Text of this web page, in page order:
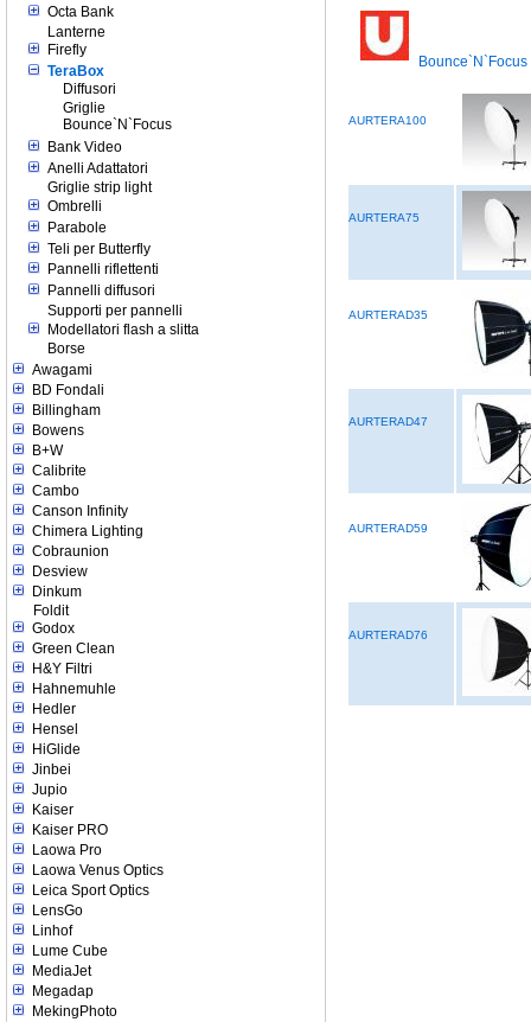
Octa Bank
Lanterne
Firefly
TeraBox
Diffusori
Griglie
Bounce`N`Focus
Bank Video
Anelli Adattatori
Griglie strip light
Ombrelli
Parabole
Teli per Butterfly
Pannelli riflettenti
Pannelli diffusori
Supporti per pannelli
Modellatori flash a slitta
Borse
Awagami
BD Fondali
Billingham
Bowens
B+W
Calibrite
Cambo
Canson Infinity
Chimera Lighting
Cobraunion
Desview
Dinkum
Foldit
Godox
Green Clean
H&Y Filtri
Hahnemuhle
Hedler
Hensel
HiGlide
Jinbei
Jupio
Kaiser
Kaiser PRO
Laowa Pro
Laowa Venus Optics
Leica Sport Optics
LensGo
Linhof
Lume Cube
MediaJet
Megadap
MekingPhoto
Bounce`N`Focus
AURTERA100
AURTERA75
AURTERAD35
AURTERAD47
AURTERAD59
AURTERAD76